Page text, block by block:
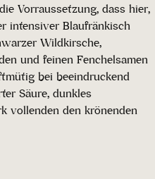
Vorraussetzung, dass hier,
intensiver Blaufränkisch
Wildkirsche,
und feinen Fenchelsamen
bei beeindruckend
Säure, dunkles
vollenden den krönenden